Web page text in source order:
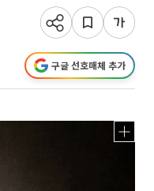
구글 선호매체 추가